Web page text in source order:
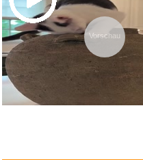
Night
Vorschau